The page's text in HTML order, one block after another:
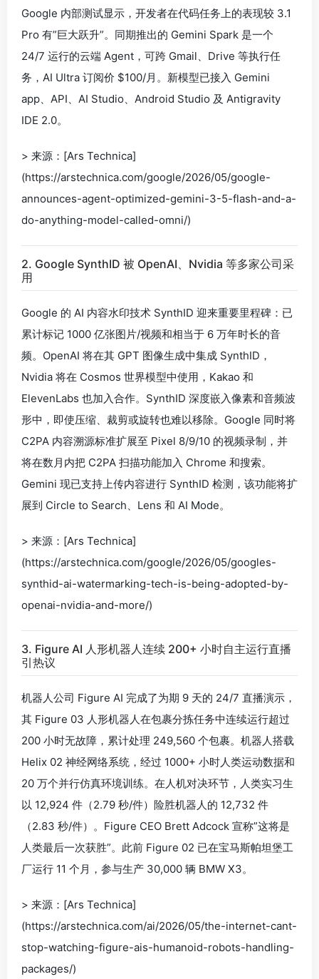
Google 内部测试显示，开发者在代码任务上的表现较 3.1
Pro 有”巨大跃升”。同期推出的 Gemini Spark 是一个
24/7 运行的云端 Agent，可跨 Gmail、Drive 等执行任
务，AI Ultra 订阅价 $100/月。新模型已接入 Gemini
app、API、AI Studio、Android Studio 及 Antigravity
IDE 2.0。
> 来源：[Ars Technica]
(https://arstechnica.com/google/2026/05/google-
announces-agent-optimized-gemini-3-5-flash-and-a-
do-anything-model-called-omni/)
2. Google SynthID 被 OpenAI、Nvidia 等多家公司采
用
Google 的 AI 内容水印技术 SynthID 迎来重要里程碑：已
累计标记 1000 亿张图片/视频和相当于 6 万年时长的音
频。OpenAI 将在其 GPT 图像生成中集成 SynthID，
Nvidia 将在 Cosmos 世界模型中使用，Kakao 和
ElevenLabs 也加入合作。SynthID 深度嵌入像素和音频波
形中，即使压缩、裁剪或旋转也难以移除。Google 同时将
C2PA 内容溯源标准扩展至 Pixel 8/9/10 的视频录制，并
将在数月内把 C2PA 扫描功能加入 Chrome 和搜索。
Gemini 现已支持上传内容进行 SynthID 检测，该功能将扩
展到 Circle to Search、Lens 和 AI Mode。
> 来源：[Ars Technica]
(https://arstechnica.com/google/2026/05/googles-
synthid-ai-watermarking-tech-is-being-adopted-by-
openai-nvidia-and-more/)
3. Figure AI 人形机器人连续 200+ 小时自主运行直播
引热议
机器人公司 Figure AI 完成了为期 9 天的 24/7 直播演示，
其 Figure 03 人形机器人在包裹分拣任务中连续运行超过
200 小时无故障，累计处理 249,560 个包裹。机器人搭载
Helix 02 神经网络系统，经过 1000+ 小时人类运动数据和
20 万个并行仿真环境训练。在人机对决环节，人类实习生
以 12,924 件（2.79 秒/件）险胜机器人的 12,732 件
（2.83 秒/件）。Figure CEO Brett Adcock 宣称”这将是
人类最后一次获胜”。此前 Figure 02 已在宝马斯帕坦堡工
厂运行 11 个月，参与生产 30,000 辆 BMW X3。
> 来源：[Ars Technica]
(https://arstechnica.com/ai/2026/05/the-internet-cant-
stop-watching-figure-ais-humanoid-robots-handling-
packages/)